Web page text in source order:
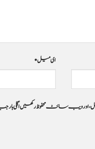
ای میل*
اور ویب سائٹ محفوظ رکھیں اگلی